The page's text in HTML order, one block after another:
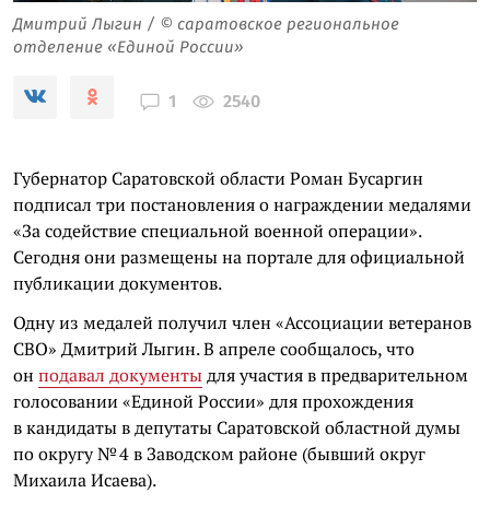
Дмитрий Лыгин / © саратовское региональное
отделение «Единой России»
1 2540
Губернатор Саратовской области Роман Бусаргин
подписал три постановления о награждении медалями
«За содействие специальной военной операции».
Сегодня они размещены на портале для официальной
публикации документов.
Одну из медалей получил член «Ассоциации ветеранов
СВО» Дмитрий Лыгин. В апреле сообщалось, что
он подавал документыдля участия в предварительном
голосовании «Единой России» для прохождения
в кандидаты в депутаты Саратовской областной думы
по округу № 4 в Заводском районе (бывший округ
Михаила Исаева).